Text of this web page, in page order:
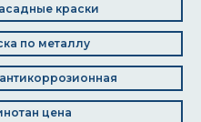
краски
по металлу
цена